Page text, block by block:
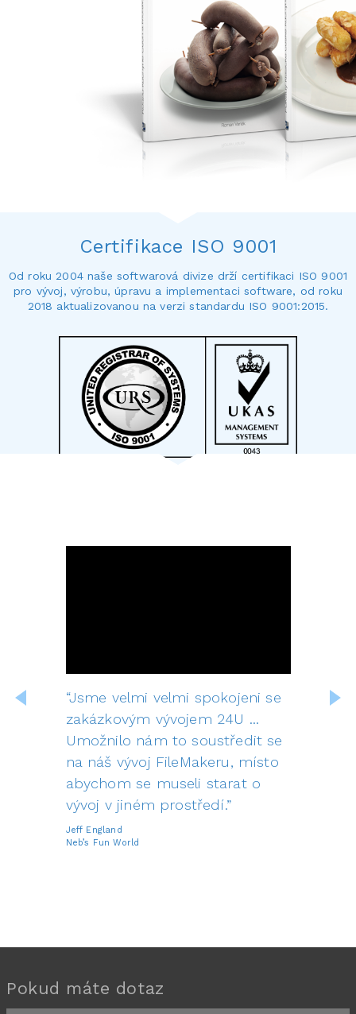
Certifikace ISO 9001
Od roku 2004 naše softwarová divize drží certifikaci ISO 9001
pro vývoj, výrobu, úpravu a implementaci software, od roku
2018 aktualizovanou na verzi standardu ISO 9001:2015.
“Jsme velmi velmi spokojeni se
zakázkovým vývojem 24U ...
Umožnilo nám to soustředit se
na náš vývoj FileMakeru, místo
abychom se museli starat o
vývoj v jiném prostředí.”
Jeff England
Neb’s Fun World
Pokud máte dotaz